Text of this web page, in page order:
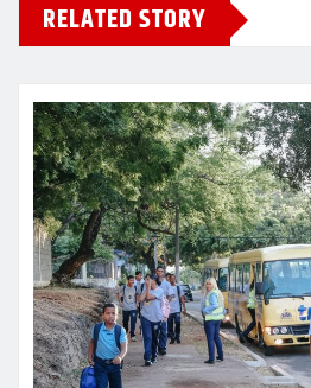
RELATED STORY